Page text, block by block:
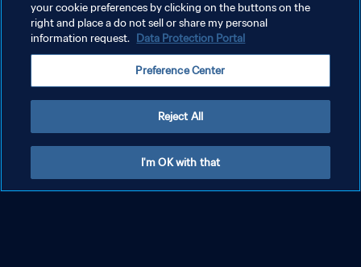
your cookie preferences by clicking on the buttons on the
right and place a do not sell or share my personal
information request. Data Protection Portal
Preference Center
Reject All
I'm OK with that